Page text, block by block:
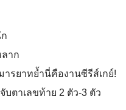
าก
รยาทย้ำนี่คืองานซีรีส์เกย์!
บตาเลขท้าย 2 ตัว-3 ตัว